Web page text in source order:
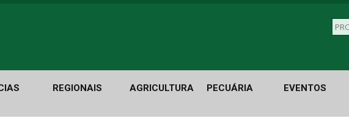
REGIONAIS AGRICULTURA PECUÁRIA EVENTOS